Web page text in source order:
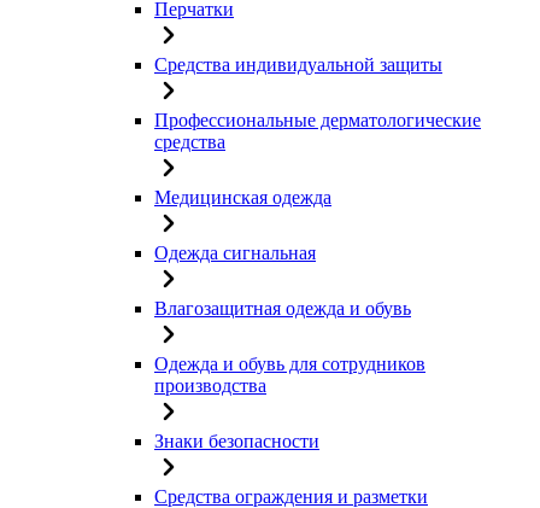
Перчатки
Средства индивидуальной защиты
Профессиональные дерматологические
средства
Медицинская одежда
Одежда сигнальная
Влагозащитная одежда и обувь
Одежда и обувь для сотрудников
производства
Знаки безопасности
Средства ограждения и разметки